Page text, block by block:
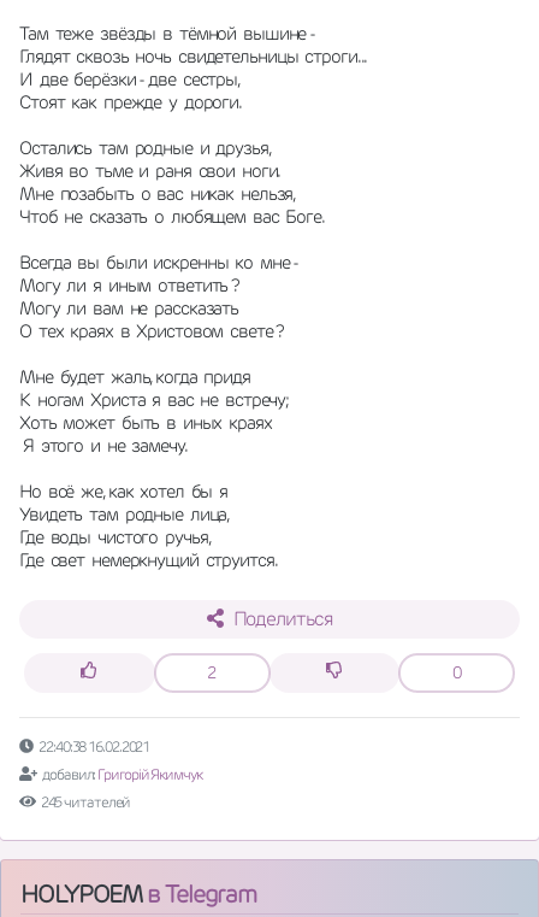
Там  теже  звёзды  в  тёмной  вышине -
Глядят  сквозь  ночь  свидетельницы  строги...
И  две  берёзки - две  сестры,
Стоят  как  прежде  у  дороги.
Остались  там  родные  и  друзья,
Живя  во  тьме  и  раня  свои  ноги.
Мне  позабыть  о  вас  никак  нельзя,
Чтоб  не  сказать  о  любящем  вас  Боге.
Всегда  вы  были  искренны  ко  мне -
Могу  ли  я  иным  ответить ?
Могу  ли  вам  не  рассказать
О  тех  краях  в  Христовом  свете ?
Мне  будет  жаль, когда  придя
К  ногам  Христа  я  вас  не  встречу;
Хоть  может  быть  в  иных  краях
Я  этого  и  не  замечу.
Но  всё  же, как  хотел  бы  я
Увидеть  там  родные  лица,
Где  воды  чистого  ручья,
Где  свет  немеркнущий  струится.
Поделиться
2 0
22:40:38 16.02.2021
добавил: Григорій Якимчук
245 читателей
HOLYPOEMв Telegram